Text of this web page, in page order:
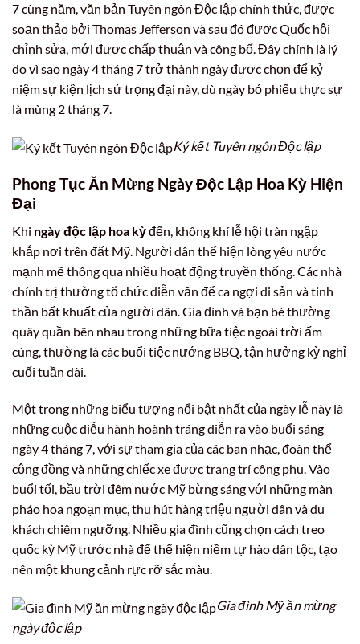
7 cùng năm, văn bản Tuyên ngôn Độc lập chính thức, được
soạn thảo bởi Thomas Jefferson và sau đó được Quốc hội
chỉnh sửa, mới được chấp thuận và công bố. Đây chính là lý
do vì sao ngày 4 tháng 7 trở thành ngày được chọn để kỷ
niệm sự kiện lịch sử trọng đại này, dù ngày bỏ phiếu thực sự
là mùng 2 tháng 7.
Ký kết Tuyên ngôn Độc lập
Phong Tục Ăn Mừng Ngày Độc Lập Hoa Kỳ Hiện
Đại
Khi ngày độc lập hoa kỳđến, không khí lễ hội tràn ngập
khắp nơi trên đất Mỹ. Người dân thể hiện lòng yêu nước
mạnh mẽ thông qua nhiều hoạt động truyền thống. Các nhà
chính trị thường tổ chức diễn văn để ca ngợi di sản và tinh
thần bất khuất của người dân. Gia đình và bạn bè thường
quây quần bên nhau trong những bữa tiệc ngoài trời ấm
cúng, thường là các buổi tiệc nướng BBQ, tận hưởng kỳ nghỉ
cuối tuần dài.
Một trong những biểu tượng nổi bật nhất của ngày lễ này là
những cuộc diễu hành hoành tráng diễn ra vào buổi sáng
ngày 4 tháng 7, với sự tham gia của các ban nhạc, đoàn thể
cộng đồng và những chiếc xe được trang trí công phu. Vào
buổi tối, bầu trời đêm nước Mỹ bừng sáng với những màn
pháo hoa ngoạn mục, thu hút hàng triệu người dân và du
khách chiêm ngưỡng. Nhiều gia đình cũng chọn cách treo
quốc kỳ Mỹ trước nhà để thể hiện niềm tự hào dân tộc, tạo
nên một khung cảnh rực rỡ sắc màu.
Gia đình Mỹ ăn mừng
ngày độc lập